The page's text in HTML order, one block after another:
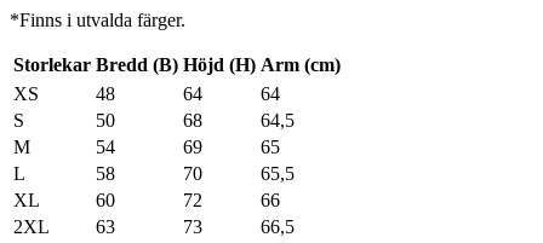
*Finns i utvalda färger.
Storlekar Bredd (B) Höjd (H) Arm (cm)
XS
48 64
64
S
50 68
64,5
M
54 69
65
L
58 70
65,5
XL
60 72
66
2XL
63 73 66,5